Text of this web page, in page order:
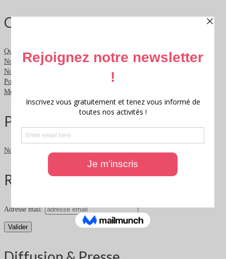
Qui sommes nous ?
Qui sommes nous ?
Nous contacter
Nous soutenir
Politique de confidentialité
Mentions légales
Partenaires
Nos partenaires
Rester informé
Adresse mail: